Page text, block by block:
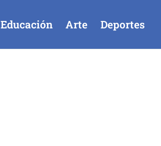
Educación Arte Deportes